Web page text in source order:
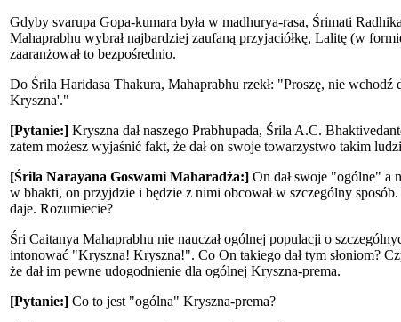
Gdyby svarupa Gopa-kumara była w madhurya-rasa, Śrimati
Mahaprabhu wybrał najbardziej zaufaną przyjaciółkę, Lalitę (w
zaaranżował to bezpośrednio.
Do Śrila Haridasa Thakura, Mahaprabhu rzekł: "Proszę, nie
Kryszna'."
[Pytanie:] Kryszna dał naszego Prabhupada, Śrila A.C.
zatem możesz wyjaśnić fakt, że dał on swoje towarzystwo takim
[Śrila Narayana Goswami Maharadża:] On dał swoje "ogólne" a
w bhakti, on przyjdzie i będzie z nimi obcował w szczególny
daje. Rozumiecie?
Śri Caitanya Mahaprabhu nie nauczał ogólnej populacji o
intonować "Kryszna! Kryszna!". Co On takiego dał tym słoniom?
że dał im pewne udogodnienie dla ogólnej Kryszna-prema.
[Pytanie:] Co to jest "ogólna" Kryszna-prema?